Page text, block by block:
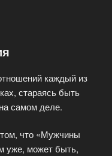
каждый из
стараясь быть
самом деле.
том, что «Мужчины
уже, может быть,